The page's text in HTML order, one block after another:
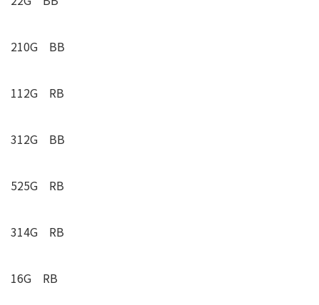
210G BB
112G RB
312G BB
525G RB
314G RB
16G RB